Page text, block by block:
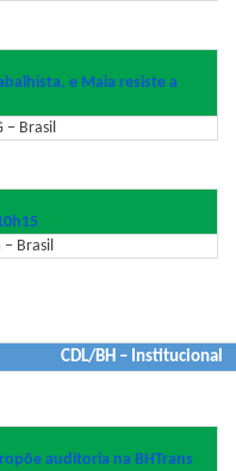
e Maia resiste a
– Brasil
– Brasil
CDL/BH – Institucional
auditoria na BHTrans